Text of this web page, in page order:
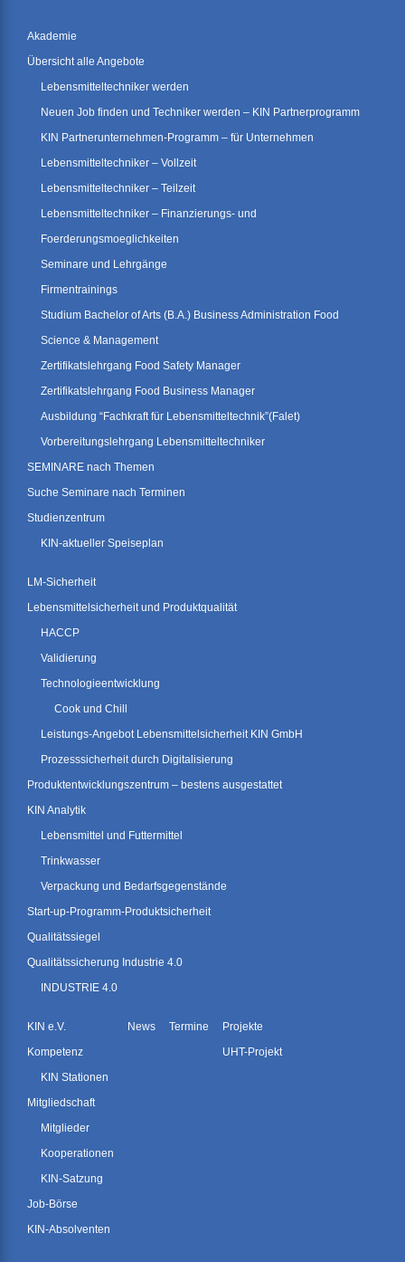
Akademie
Übersicht alle Angebote
Lebensmitteltechniker werden
Neuen Job finden und Techniker werden – KIN Partnerprogramm
KIN Partnerunternehmen-Programm – für Unternehmen
Lebensmitteltechniker – Vollzeit
Lebensmitteltechniker – Teilzeit
Lebensmitteltechniker – Finanzierungs- und
Foerderungsmoeglichkeiten
Seminare und Lehrgänge
Firmentrainings
Studium Bachelor of Arts (B.A.) Business Administration Food
Science & Management
Zertifikatslehrgang Food Safety Manager
Zertifikatslehrgang Food Business Manager
Ausbildung “Fachkraft für Lebensmitteltechnik”(Falet)
Vorbereitungslehrgang Lebensmitteltechniker
SEMINARE nach Themen
Suche Seminare nach Terminen
Studienzentrum
KIN-aktueller Speiseplan
LM-Sicherheit
Lebensmittelsicherheit und Produktqualität
HACCP
Validierung
Technologieentwicklung
Cook und Chill
Leistungs-Angebot Lebensmittelsicherheit KIN GmbH
Prozesssicherheit durch Digitalisierung
Produktentwicklungszentrum – bestens ausgestattet
KIN Analytik
Lebensmittel und Futtermittel
Trinkwasser
Verpackung und Bedarfsgegenstände
Start-up-Programm-Produktsicherheit
Qualitätssiegel
Qualitätssicherung Industrie 4.0
INDUSTRIE 4.0
KIN e.V.
Kompetenz
KIN Stationen
Mitgliedschaft
Mitglieder
Kooperationen
KIN-Satzung
Job-Börse
KIN-Absolventen
News Termine
Projekte
UHT-Projekt